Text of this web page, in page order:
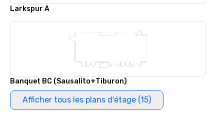
Larkspur A
Banquet BC (Sausalito+Tiburon)
Afficher tous les plans d'étage (15)